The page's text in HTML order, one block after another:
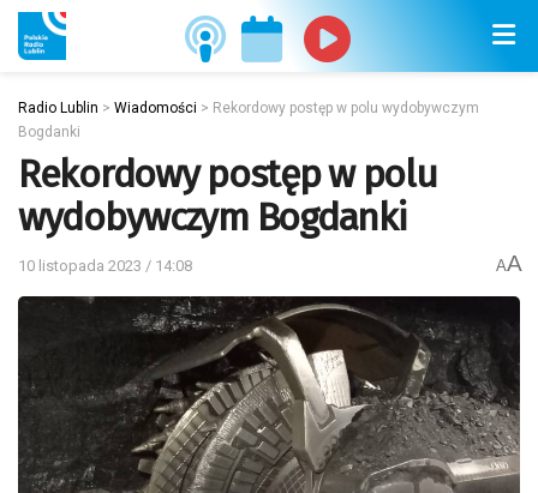
Radio Lublin > Wiadomości > Rekordowy postęp w polu wydobywczym
Bogdanki
Rekordowy postęp w polu
wydobywczym Bogdanki
10 listopada 2023 / 14:08 AA